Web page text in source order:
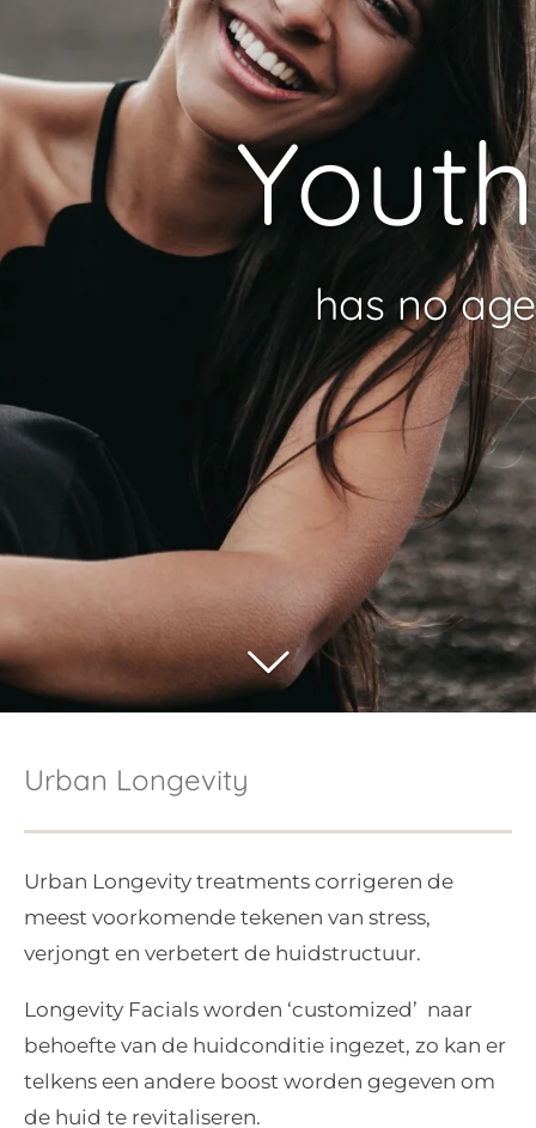
Youth
has no age
Urban Longevity
Urban Longevity treatments corrigeren de
meest voorkomende tekenen van stress,
verjongt en verbetert de huidstructuur.
Longevity Facials worden ‘customized’ naar
behoefte van de huidconditie ingezet, zo kan er
telkens een andere boost worden gegeven om
de huid te revitaliseren.